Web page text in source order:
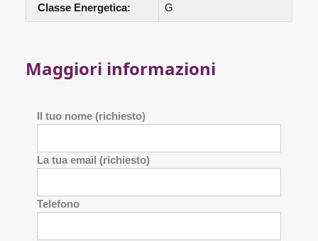
Classe Energetica: G
Maggiori informazioni
Il tuo nome (richiesto)
La tua email (richiesto)
Telefono